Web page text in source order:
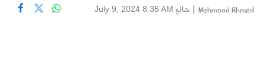
Mehmood Ahmed
| شائع July 9, 2024 8:35 AM